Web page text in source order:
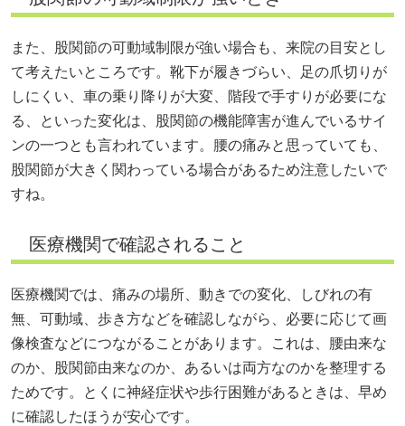
また、股関節の可動域制限が強い場合も、来院の目安とし
て考えたいところです。靴下が履きづらい、足の爪切りが
しにくい、車の乗り降りが大変、階段で手すりが必要にな
る、といった変化は、股関節の機能障害が進んでいるサイ
ンの一つとも言われています。腰の痛みと思っていても、
股関節が大きく関わっている場合があるため注意したいで
すね。
医療機関で確認されること
医療機関では、痛みの場所、動きでの変化、しびれの有
無、可動域、歩き方などを確認しながら、必要に応じて画
像検査などにつながることがあります。これは、腰由来な
のか、股関節由来なのか、あるいは両方なのかを整理する
ためです。とくに神経症状や歩行困難があるときは、早め
に確認したほうが安心です。